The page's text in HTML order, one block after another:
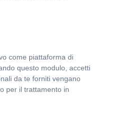
come piattaforma di
questo modulo, accetti
da te forniti vengano
per il trattamento in